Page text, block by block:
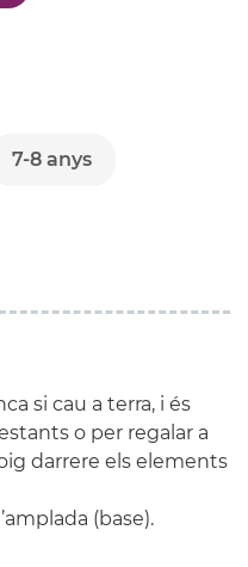
7-8 anys
si cau a terra, i és
o per regalar a
darrere els elements
(base).